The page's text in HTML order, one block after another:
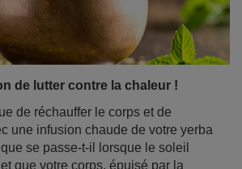
que se passe-t-il lorsque le soleil
et que votre corps, épuisé par la
rafraîchissement énergisant ?
servi froid.